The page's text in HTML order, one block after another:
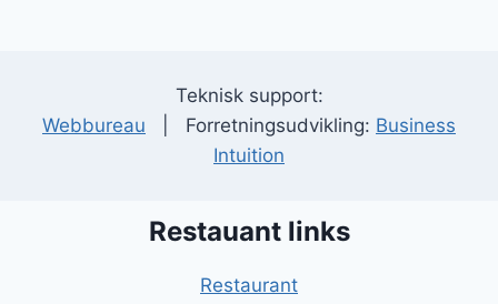
Teknisk support:
Webbureau | Forretningsudvikling: Business
Intuition
Restauant links
Restaurant